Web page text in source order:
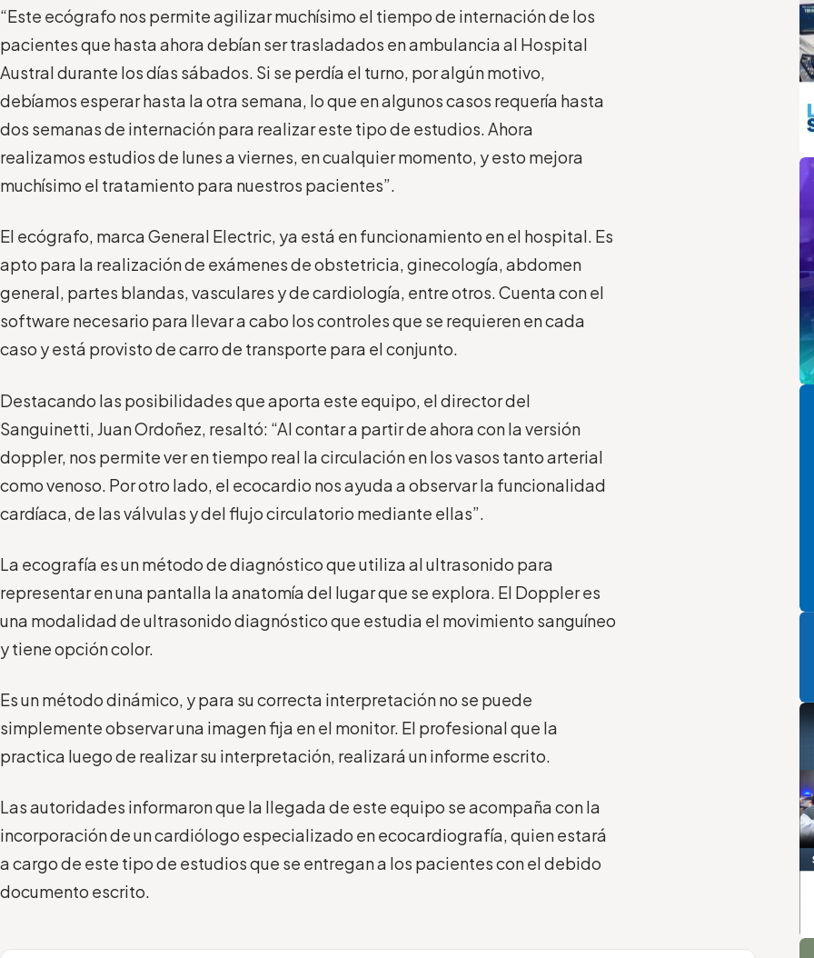
“Este ecógrafo nos permite agilizar muchísimo el tiempo de internación de los
pacientes que hasta ahora debían ser trasladados en ambulancia al Hospital
Austral durante los días sábados. Si se perdía el turno, por algún motivo,
debíamos esperar hasta la otra semana, lo que en algunos casos requería hasta
dos semanas de internación para realizar este tipo de estudios. Ahora
realizamos estudios de lunes a viernes, en cualquier momento, y esto mejora
muchísimo el tratamiento para nuestros pacientes”.
El ecógrafo, marca General Electric, ya está en funcionamiento en el hospital. Es
apto para la realización de exámenes de obstetricia, ginecología, abdomen
general, partes blandas, vasculares y de cardiología, entre otros. Cuenta con el
software necesario para llevar a cabo los controles que se requieren en cada
caso y está provisto de carro de transporte para el conjunto.
Destacando las posibilidades que aporta este equipo, el director del
Sanguinetti, Juan Ordoñez, resaltó: “Al contar a partir de ahora con la versión
doppler, nos permite ver en tiempo real la circulación en los vasos tanto arterial
como venoso. Por otro lado, el ecocardio nos ayuda a observar la funcionalidad
cardíaca, de las válvulas y del flujo circulatorio mediante ellas”.
La ecografía es un método de diagnóstico que utiliza al ultrasonido para
representar en una pantalla la anatomía del lugar que se explora. El Doppler es
una modalidad de ultrasonido diagnóstico que estudia el movimiento sanguíneo
y tiene opción color.
Es un método dinámico, y para su correcta interpretación no se puede
simplemente observar una imagen fija en el monitor. El profesional que la
practica luego de realizar su interpretación, realizará un informe escrito.
Las autoridades informaron que la llegada de este equipo se acompaña con la
incorporación de un cardiólogo especializado en ecocardiografía, quien estará
a cargo de este tipo de estudios que se entregan a los pacientes con el debido
documento escrito.